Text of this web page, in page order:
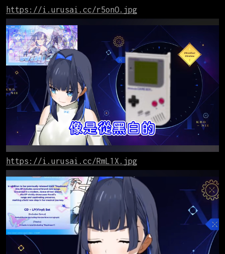
https://i.urusai.cc/r5onO.jpg
https://i.urusai.cc/RmL1X.jpg